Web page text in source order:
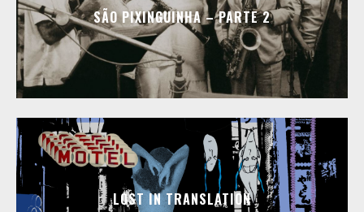
SÃO PIXINGUINHA – PARTE 2
LOST IN TRANSLATION